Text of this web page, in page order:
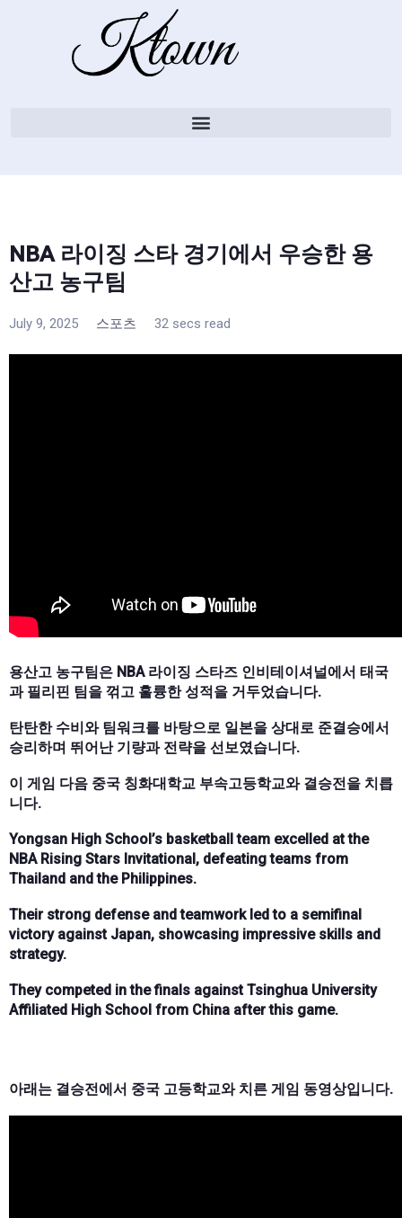
NBA 라이징 스타 경기에서 우승한 용
산고 농구팀
July 9, 2025 스포츠 32 secs read
용산고 농구팀은 NBA 라이징 스타즈 인비테이셔널에서 태국
과 필리핀 팀을 꺾고 훌륭한 성적을 거두었습니다.
탄탄한 수비와 팀워크를 바탕으로 일본을 상대로 준결승에서
승리하며 뛰어난 기량과 전략을 선보였습니다.
이 게임 다음 중국 칭화대학교 부속고등학교와 결승전을 치릅
니다.
Yongsan High School’s basketball team excelled at the
NBA Rising Stars Invitational, defeating teams from
Thailand and the Philippines.
Their strong defense and teamwork led to a semifinal
victory against Japan, showcasing impressive skills and
strategy.
They competed in the finals against Tsinghua University
Affiliated High School from China after this game.
아래는 결승전에서 중국 고등학교와 치른 게임 동영상입니다.